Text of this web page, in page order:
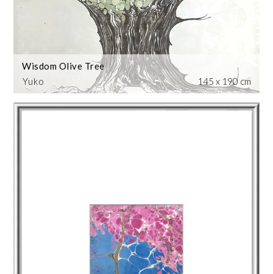
Yuko
Wisdom Olive Tree
145 x 190 cm